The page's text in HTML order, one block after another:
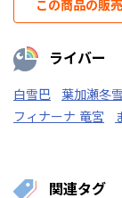
この商品の販
ライバー
白雪巴 葉加瀬冬雪
フィナーナ 竜宮
来栖夏芽
笹木咲
関連タグ